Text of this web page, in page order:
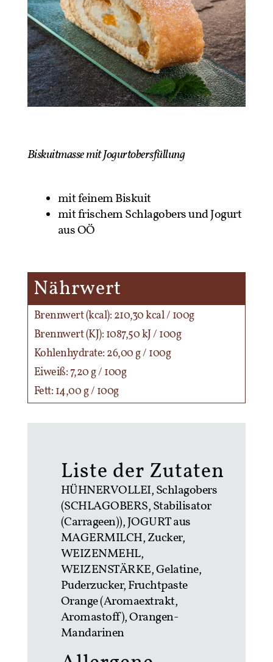
Biskuitmasse mit Jogurtobersfüllung
mit feinem Biskuit
mit frischem Schlagobers und Jogurt
aus OÖ
Nährwert
Brennwert (kcal): 210,30 kcal / 100g
Brennwert (KJ): 1087,50 kJ / 100g
Kohlenhydrate: 26,00 g / 100g
Eiweiß: 7,20 g / 100g
Fett: 14,00 g / 100g
Liste der Zutaten
HÜHNERVOLLEI, Schlagobers
(SCHLAGOBERS, Stabilisator
(Carrageen)), JOGURT aus
MAGERMILCH, Zucker,
WEIZENMEHL,
WEIZENSTÄRKE, Gelatine,
Puderzucker, Fruchtpaste
Orange (Aromaextrakt,
Aromastoff), Orangen-
Mandarinen